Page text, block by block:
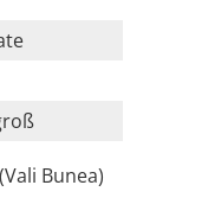
Bunea)